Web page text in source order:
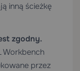
inną ścieżkę
zgodny.
Workbench
przez